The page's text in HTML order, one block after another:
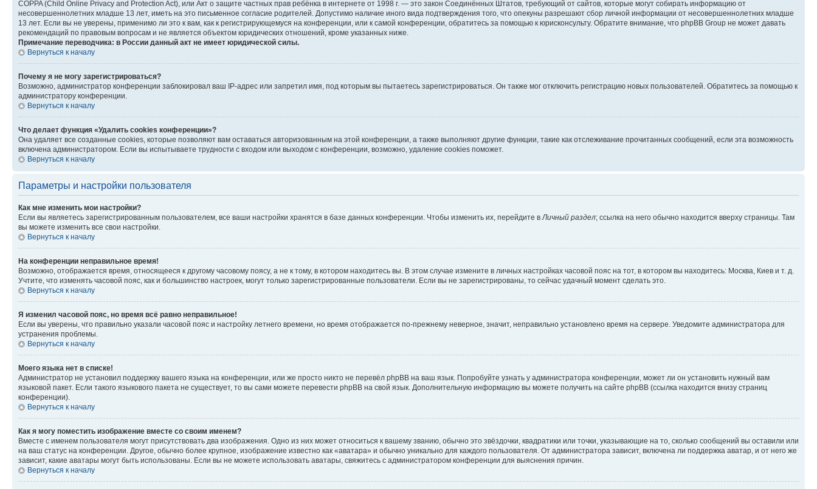
COPPA (Child Online Privacy and Protection Act), или Акт о защите частных прав ребёнка в интернете от 1998 г. — это закон Соединённых Штатов, требующий от сайтов, которые могут собирать информацию от
несовершеннолетних младше 13 лет, иметь на это письменное согласие родителей. Допустимо наличие иного вида подтверждения того, что опекуны разрешают сбор личной информации от несовершеннолетних младше
13 лет. Если вы не уверены, применимо ли это к вам, как к регистрирующемуся на конференции, или к самой конференции, обратитесь за помощью к юрисконсульту. Обратите внимание, что phpBB Group не может давать
рекомендаций по правовым вопросам и не является объектом юридических отношений, кроме указанных ниже.
Примечание переводчика: в России данный акт не имеет юридической силы.
Вернуться к началу
Почему я не могу зарегистрироваться?
Возможно, администратор конференции заблокировал ваш IP-адрес или запретил имя, под которым вы пытаетесь зарегистрироваться. Он также мог отключить регистрацию новых пользователей. Обратитесь за помощью к
администратору конференции.
Вернуться к началу
Что делает функция «Удалить cookies конференции»?
Она удаляет все созданные cookies, которые позволяют вам оставаться авторизованным на этой конференции, а также выполняют другие функции, такие как отслеживание прочитанных сообщений, если эта возможность
включена администратором. Если вы испытываете трудности с входом или выходом с конференции, возможно, удаление cookies поможет.
Вернуться к началу
Параметры и настройки пользователя
Как мне изменить мои настройки?
Если вы являетесь зарегистрированным пользователем, все ваши настройки хранятся в базе данных конференции. Чтобы изменить их, перейдите в Личный раздел; ссылка на него обычно находится вверху страницы. Там
вы можете изменить все свои настройки.
Вернуться к началу
На конференции неправильное время!
Возможно, отображается время, относящееся к другому часовому поясу, а не к тому, в котором находитесь вы. В этом случае измените в личных настройках часовой пояс на тот, в котором вы находитесь: Москва, Киев и т. д.
Учтите, что изменять часовой пояс, как и большинство настроек, могут только зарегистрированные пользователи. Если вы не зарегистрированы, то сейчас удачный момент сделать это.
Вернуться к началу
Я изменил часовой пояс, но время всё равно неправильное!
Если вы уверены, что правильно указали часовой пояс и настройку летнего времени, но время отображается по-прежнему неверное, значит, неправильно установлено время на сервере. Уведомите администратора для
устранения проблемы.
Вернуться к началу
Моего языка нет в списке!
Администратор не установил поддержку вашего языка на конференции, или же просто никто не перевёл phpBB на ваш язык. Попробуйте узнать у администратора конференции, может ли он установить нужный вам
языковой пакет. Если такого языкового пакета не существует, то вы сами можете перевести phpBB на свой язык. Дополнительную информацию вы можете получить на сайте phpBB (ссылка находится внизу страниц
конференции).
Вернуться к началу
Как я могу поместить изображение вместе со своим именем?
Вместе с именем пользователя могут присутствовать два изображения. Одно из них может относиться к вашему званию, обычно это звёздочки, квадратики или точки, указывающие на то, сколько сообщений вы оставили или
на ваш статус на конференции. Другое, обычно более крупное, изображение известно как «аватара» и обычно уникально для каждого пользователя. От администратора зависит, включена ли поддержка аватар, и от него же
зависит, какие аватары могут быть использованы. Если вы не можете использовать аватары, свяжитесь с администратором конференции для выяснения причин.
Вернуться к началу